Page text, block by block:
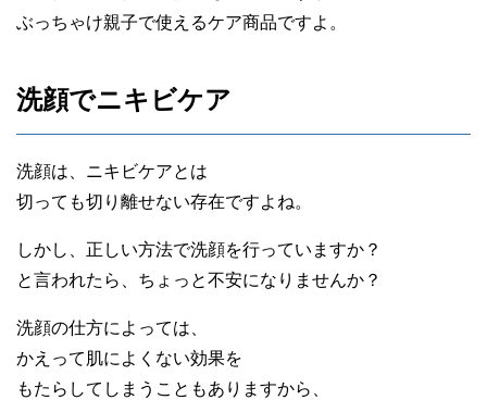
ぶっちゃけ親子で使えるケア商品ですよ。
洗顔でニキビケア
洗顔は、ニキビケアとは
切っても切り離せない存在ですよね。
しかし、正しい方法で洗顔を行っていますか？
と言われたら、ちょっと不安になりませんか？
洗顔の仕方によっては、
かえって肌によくない効果を
もたらしてしまうこともありますから、